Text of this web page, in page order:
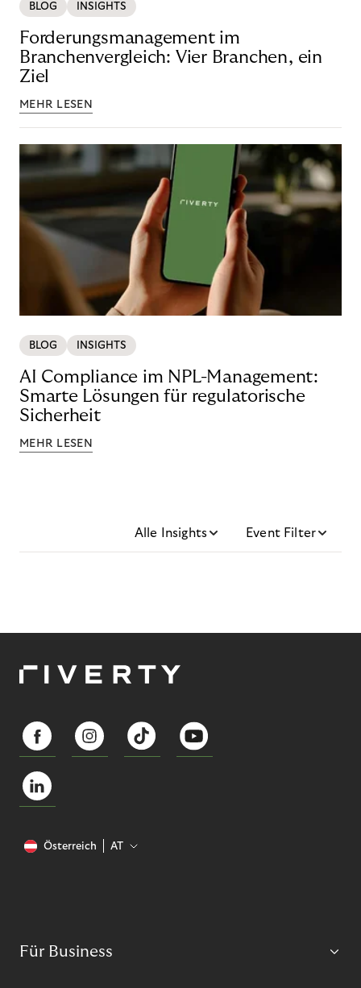
BLOG INSIGHTS
Forderungsmanagement im
Branchenvergleich: Vier Branchen, ein
Ziel
MEHR LESEN
BLOG INSIGHTS
AI Compliance im NPL-Management:
Smarte Lösungen für regulatorische
Sicherheit
MEHR LESEN
Alle Insights Event Filter
Österreich AT
Für Business